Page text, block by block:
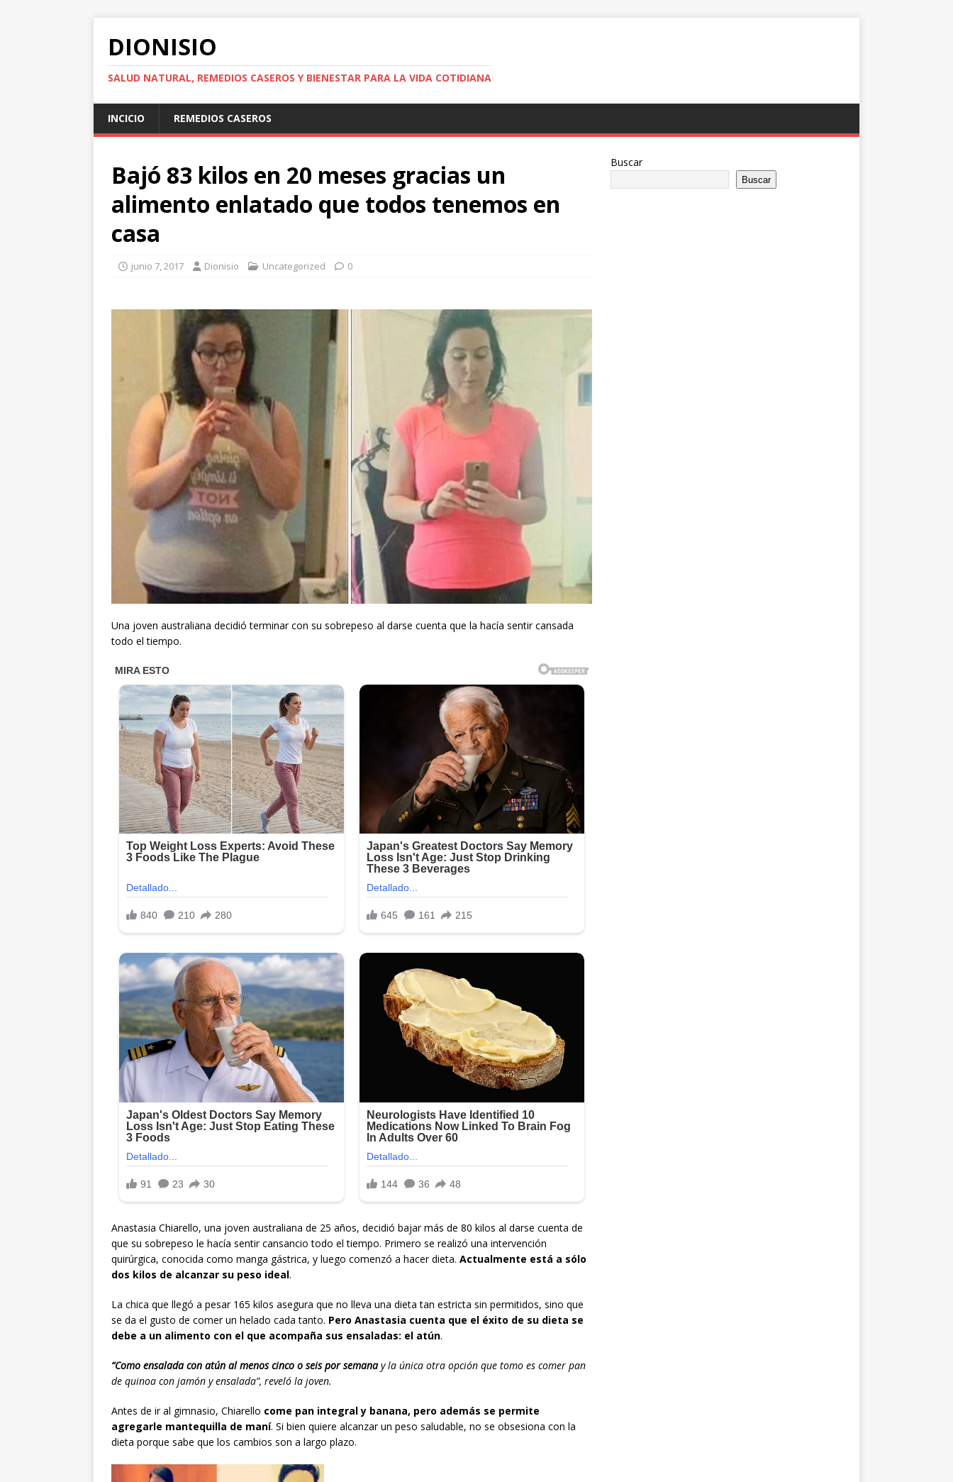
DIONISIO
SALUD NATURAL, REMEDIOS CASEROS Y BIENESTAR PARA LA VIDA COTIDIANA
INCICIO REMEDIOS CASEROS
Bajó 83 kilos en 20 meses gracias un
alimento enlatado que todos tenemos en
casa
junio 7, 2017 Dionisio Uncategorized 0
Una joven australiana decidió terminar con su sobrepeso al darse cuenta que la hacía sentir cansada
todo el tiempo.
Anastasia Chiarello, una joven australiana de 25 años, decidió bajar más de 80 kilos al darse cuenta de
que su sobrepeso le hacía sentir cansancio todo el tiempo. Primero se realizó una intervención
quirúrgica, conocida como manga gástrica, y luego comenzó a hacer dieta. Actualmente está a sólo
dos kilos de alcanzar su peso ideal.
La chica que llegó a pesar 165 kilos asegura que no lleva una dieta tan estricta sin permitidos, sino que
se da el gusto de comer un helado cada tanto. Pero Anastasia cuenta que el éxito de su dieta se
debe a un alimento con el que acompaña sus ensaladas: el atún.
“Como ensalada con atún al menos cinco o seis por semanay la única otra opción que tomo es comer pan
de quinoa con jamón y ensalada”, reveló la joven.
Antes de ir al gimnasio, Chiarello come pan integral y banana, pero además se permite
agregarle mantequilla de maní. Si bien quiere alcanzar un peso saludable, no se obsesiona con la
dieta porque sabe que los cambios son a largo plazo.
Buscar
Buscar